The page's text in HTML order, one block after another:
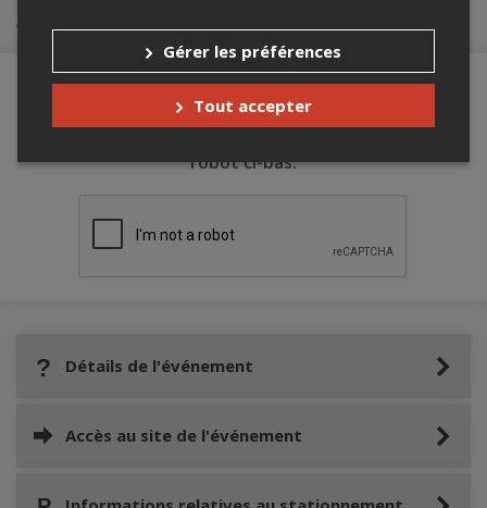
Achat de billets
robot ci-bas.
Détails de l'événement
Accès au site de l'événement
Gérer les préférences
Tout accepter